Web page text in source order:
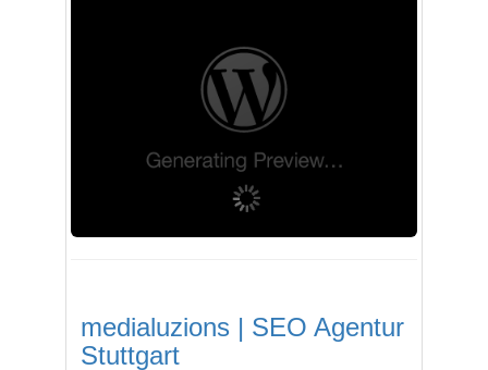
medialuzions | SEO Agentur
Stuttgart